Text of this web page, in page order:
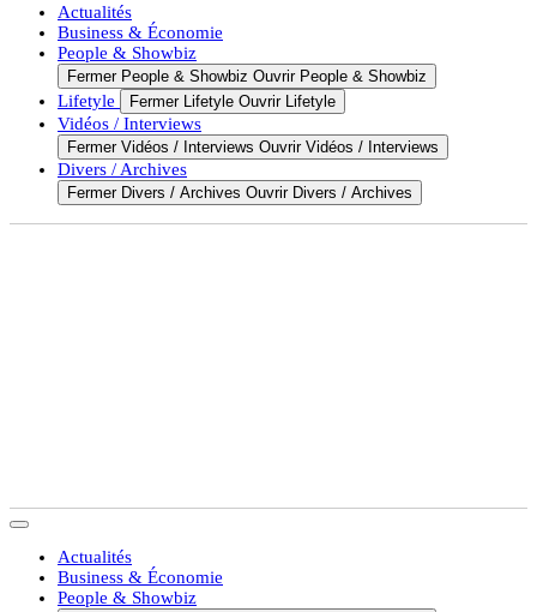
Actualités
Business & Économie
People & Showbiz
Fermer People & Showbiz Ouvrir People & Showbiz
Lifetyle Fermer Lifetyle Ouvrir Lifetyle
Vidéos / Interviews
Fermer Vidéos / Interviews Ouvrir Vidéos / Interviews
Divers / Archives
Fermer Divers / Archives Ouvrir Divers / Archives
Actualités
Business & Économie
People & Showbiz